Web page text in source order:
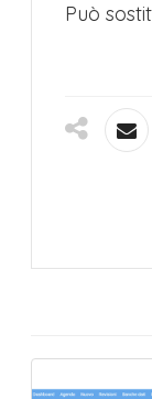
Può